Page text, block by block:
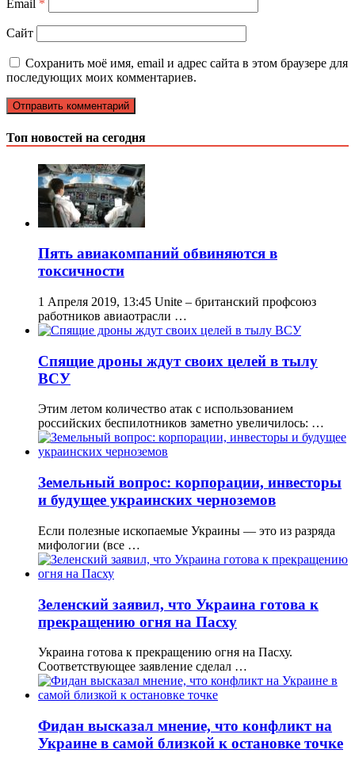
Email *
Сайт
Сохранить моё имя, email и адрес сайта в этом браузере для
последующих моих комментариев.
Топ новостей на сегодня
Пять авиакомпаний обвиняются в
токсичности
1 Апреля 2019, 13:45 Unite – британский профсоюз
работников авиаотрасли …
Спящие дроны ждут своих целей в тылу
ВСУ
Этим летом количество атак с использованием
российских беспилотников заметно увеличилось: …
Земельный вопрос: корпорации, инвесторы
и будущее украинских черноземов
Если полезные ископаемые Украины — это из разряда
мифологии (все …
Зеленский заявил, что Украина готова к
прекращению огня на Пасху
Украина готова к прекращению огня на Пасху.
Соответствующее заявление сделал …
Фидан высказал мнение, что конфликт на
Украине в самой близкой к остановке точке